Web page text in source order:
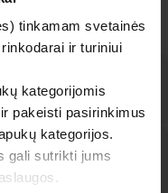
tinkamam svetainės
ir turiniui
kategorijomis
pakeisti pasirinkimus
kategorijos.
gali sutrikti jums